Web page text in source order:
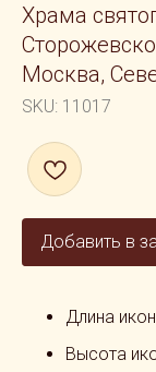
Храма
Москва,
SKU: 11017
Добавить в
Длина
Высота